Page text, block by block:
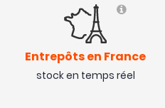
Entrepôts en France
stock en temps réel